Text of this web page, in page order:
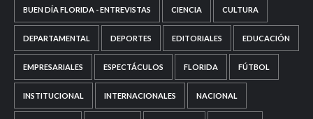
BUEN DÍA FLORIDA - ENTREVISTAS CIENCIA CULTURA
DEPARTAMENTAL DEPORTES EDITORIALES EDUCACIÓN
EMPRESARIALES ESPECTÁCULOS FLORIDA FÚTBOL
INSTITUCIONAL INTERNACIONALES NACIONAL